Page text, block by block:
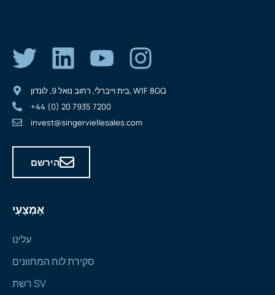
אֶמְצָעִי
עלינו
סקירת לוח המחוונים
רשת SV
בית וייברלי, רחוב נואל 9, לונדון, W1F 8GQ
+44 (0) 20 7935 7200
invest@singerviellesales.com
הירשם